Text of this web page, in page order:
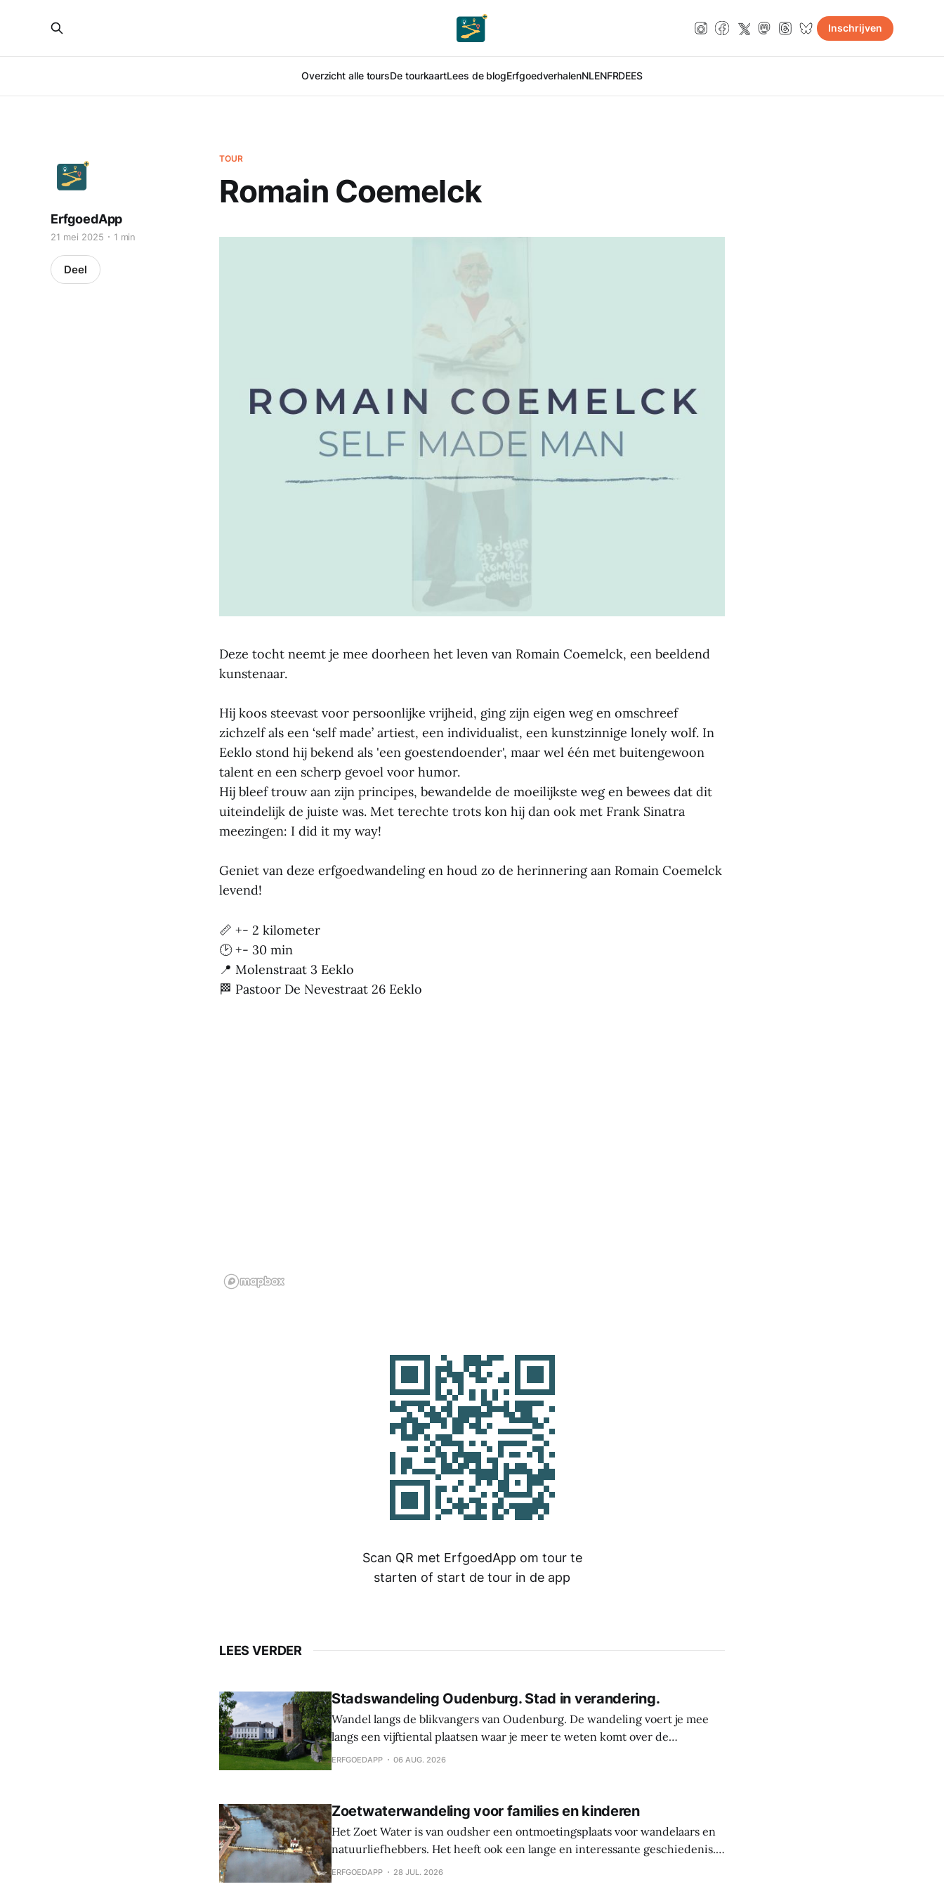
Overzicht alle toursDe tourkaartLees de blogErfgoedverhalenNLENFRDEES
Inschrijven
TOUR
Romain Coemelck
ErfgoedApp
21 mei 2025 1 min
Deel
Deze tocht neemt je mee doorheen het leven van Romain Coemelck, een beeldend
kunstenaar.
Hij koos steevast voor persoonlijke vrijheid, ging zijn eigen weg en omschreef
zichzelf als een ‘self made’ artiest, een individualist, een kunstzinnige lonely wolf. In
Eeklo stond hij bekend als 'een goestendoender', maar wel één met buitengewoon
talent en een scherp gevoel voor humor.
Hij bleef trouw aan zijn principes, bewandelde de moeilijkste weg en bewees dat dit
uiteindelijk de juiste was. Met terechte trots kon hij dan ook met Frank Sinatra
meezingen: I did it my way!
Geniet van deze erfgoedwandeling en houd zo de herinnering aan Romain Coemelck
levend!
📏 +- 2 kilometer
🕑 +- 30 min
📍 Molenstraat 3 Eeklo
🏁 Pastoor De Nevestraat 26 Eeklo
Scan QR met ErfgoedApp om tour te
starten of start de tour in de app
LEES VERDER
Stadswandeling Oudenburg. Stad in verandering.
Wandel langs de blikvangers van Oudenburg. De wandeling voert je mee
langs een vijftiental plaatsen waar je meer te weten komt over de
geschiedenis, weetjes en toekomstplannen van de bijzonderste plekken in
ERFGOEDAPP 06 AUG. 2026
Zoetwaterwandeling voor families en kinderen
Het Zoet Water is van oudsher een ontmoetingsplaats voor wandelaars en
natuurliefhebbers. Het heeft ook een lange en interessante geschiedenis.
Hier werden sporen gevonden van bewoning en landbouw uit de steentijd.
ERFGOEDAPP 28 JUL. 2026